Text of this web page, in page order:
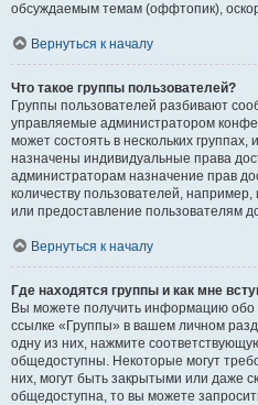
обсуждаемым темам (оффтопик),
Вернуться к началу
Что такое группы пользователей?
Группы пользователей разбивают
управляемые администратором
может состоять в нескольких группах,
назначены индивидуальные права
администраторам назначение прав
количеству пользователей,
или предоставление пользователям
Вернуться к началу
Где находятся группы и как мне
Вы можете получить информацию обо
ссылке «Группы» в вашем личном
одну из них, нажмите
общедоступны. Некоторые могут
них, могут быть закрытыми или даже
общедоступна, то вы можете